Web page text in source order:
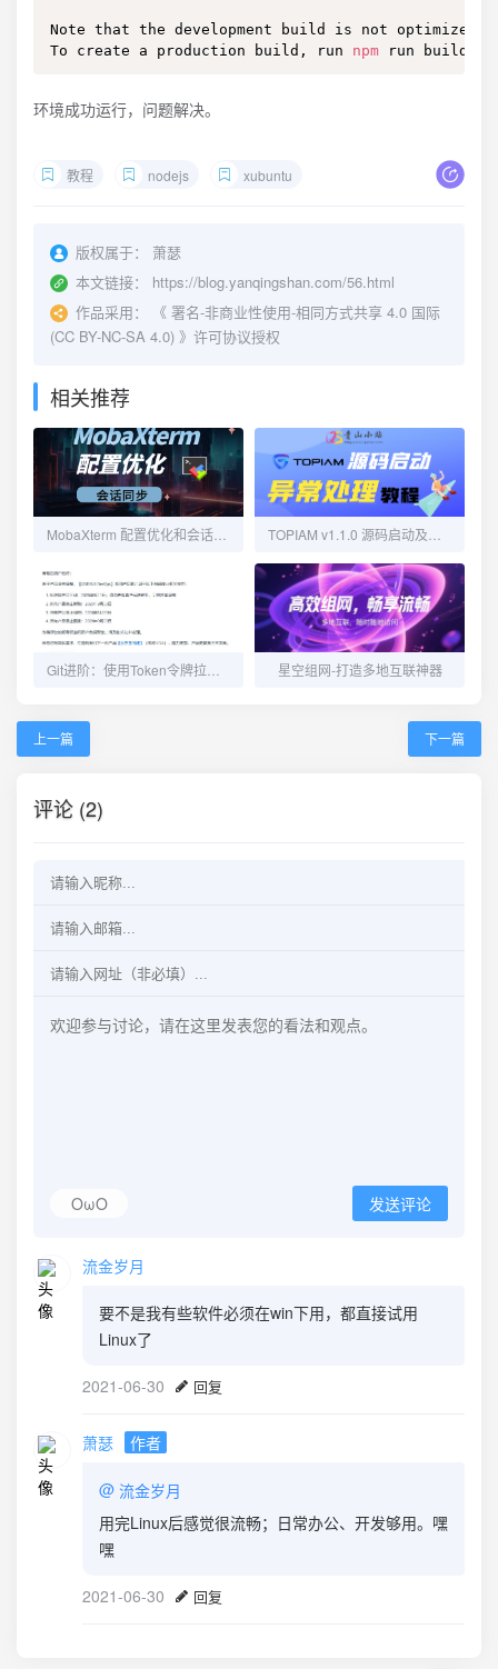
Note that the development build is not optimized.
To create a production build, run npm run build.
环境成功运行，问题解决。
教程 nodejs xubuntu
版权属于：
萧瑟
本文链接：
https://blog.yanqingshan.com/56.html
作品采用：
《 署名-非商业性使用-相同方式共享 4.0 国际
(CC BY-NC-SA 4.0) 》许可协议授权
相关推荐
星空组网-打造多地互联神器
上一篇 下一篇
评论 (2)
OωO 发送评论
流金岁月
要不是我有些软件必须在win下用，都直接试用
Linux了
2021-06-30 回复
萧瑟 作者
@ 流金岁月
用完Linux后感觉很流畅；日常办公、开发够用。嘿
嘿
2021-06-30 回复